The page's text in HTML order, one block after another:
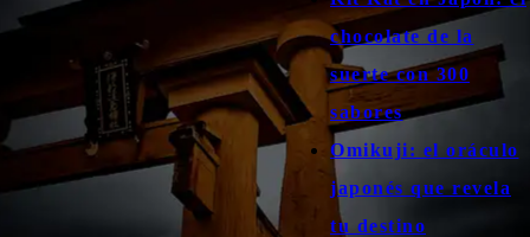
chocolate de la
suerte con 300
sabores
Omikuji: el oráculo
japonés que revela
tu destino